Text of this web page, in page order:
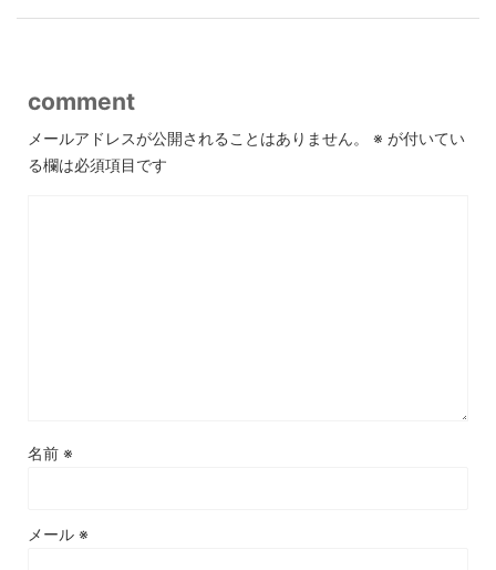
comment
メールアドレスが公開されることはありません。 ※ が付いてい
る欄は必須項目です
名前 ※
メール ※